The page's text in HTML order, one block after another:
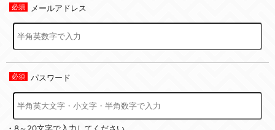
メールアドレス
パスワード
・8～20文字で入力してください。